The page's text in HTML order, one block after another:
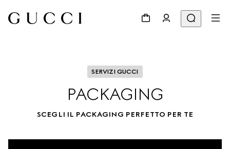
SERVIZI GUCCI
PACKAGING
SCEGLI IL PACKAGING PERFETTO PER TE